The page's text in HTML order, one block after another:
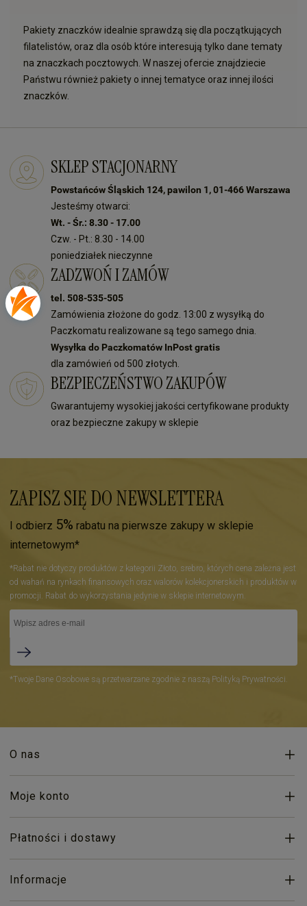
Pakiety znaczków idealnie sprawdzą się dla początkujących
filatelistów, oraz dla osób które interesują tylko dane tematy
na znaczkach pocztowych. W naszej ofercie znajdziecie
Państwu również pakiety o innej tematyce oraz innej ilości
znaczków.
SKLEP STACJONARNY
Powstańców Śląskich 124, pawilon 1, 01-466 Warszawa
Jesteśmy otwarci:
Wt. - Śr.: 8.30 - 17.00
Czw. - Pt.: 8.30 - 14.00
poniedziałek nieczynne
ZADZWOŃ I ZAMÓW
tel. 508-535-505
Zamówienia złożone do godz. 13:00 z wysyłką do
Paczkomatu realizowane są tego samego dnia.
Wysyłka do Paczkomatów InPost gratis
dla zamówień od 500 złotych.
BEZPIECZEŃSTWO ZAKUPÓW
Gwarantujemy wysokiej jakości certyfikowane produkty
oraz bezpieczne zakupy w sklepie
ZAPISZ SIĘ DO NEWSLETTERA
I odbierz 5% rabatu na pierwsze zakupy w sklepie
internetowym*
*Rabat nie dotyczy produktów z kategorii Złoto, srebro, których cena zależna jest
od wahań na rynkach finansowych oraz walorów kolekcjonerskich i produktów w
promocji. Rabat do wykorzystania jedynie w sklepie internetowym.
*Twoje Dane Osobowe są przetwarzane zgodnie z naszą Polityką Prywatności.
O nas
Moje konto
Płatności i dostawy
Informacje